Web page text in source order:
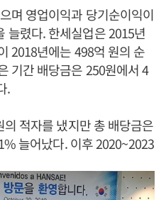
며 영업이익과 당기순이익이
늘렸다. 한세실업은 2015년
2018년에는 498억 원의 순
기간 배당금은 250원에서 4
.
적자를 냈지만 총 배당금은
늘어났다. 이후 2020~2023